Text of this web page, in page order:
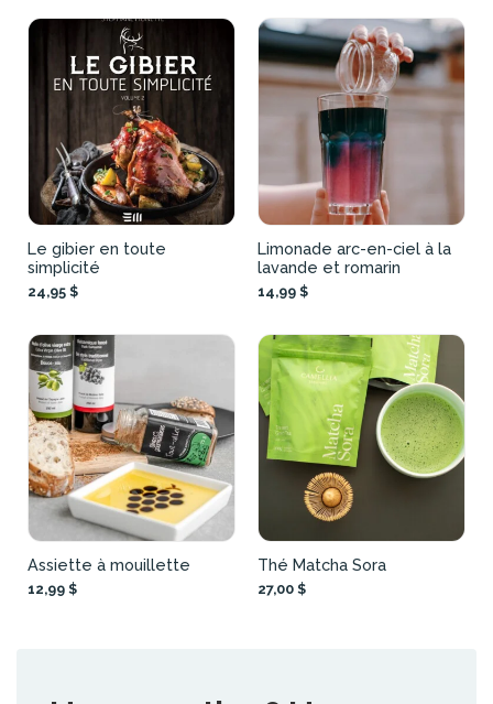
Le gibier en toute
simplicité
24,95 $
Limonade arc-en-ciel à la
lavande et romarin
14,99 $
Assiette à mouillette
12,99 $
Thé Matcha Sora
27,00 $